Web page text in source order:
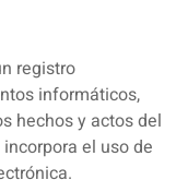
registro
informáticos,
hechos y actos del
el uso de